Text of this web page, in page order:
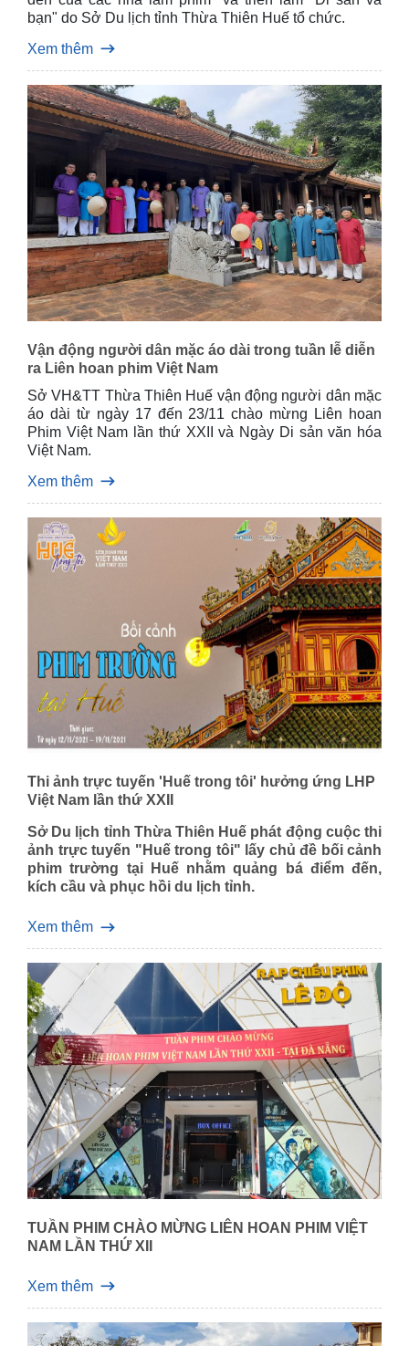
bạn" do Sở Du lịch tỉnh Thừa Thiên Huế tổ chức.
Xem thêm
Vận động người dân mặc áo dài trong tuần lễ diễn
ra Liên hoan phim Việt Nam
Sở VH&TT Thừa Thiên Huế vận động người dân mặc
áo dài từ ngày 17 đến 23/11 chào mừng Liên hoan
Phim Việt Nam lần thứ XXII và Ngày Di sản văn hóa
Việt Nam.
Xem thêm
Thi ảnh trực tuyến 'Huế trong tôi' hưởng ứng LHP
Việt Nam lần thứ XXII
Sở Du lịch tỉnh Thừa Thiên Huế phát động cuộc thi
ảnh trực tuyến "Huế trong tôi" lấy chủ đề bối cảnh
phim trường tại Huế nhằm quảng bá điểm đến,
kích cầu và phục hồi du lịch tỉnh.
Xem thêm
TUẦN PHIM CHÀO MỪNG LIÊN HOAN PHIM VIỆT
NAM LẦN THỨ XII
Xem thêm